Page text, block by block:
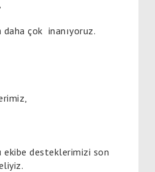
daha çok inanıyoruz.
iz
ekibe desteklerimizi son